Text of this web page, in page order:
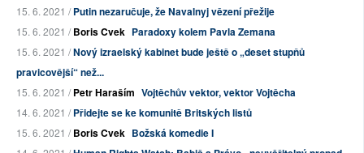
15. 6. 2021 /Putin nezaručuje, že Navalnyj vězení přežije
15. 6. 2021 /Boris Cvek Paradoxy kolem Pavla Zemana
15. 6. 2021 /Nový izraelský kabinet bude ještě o „deset stupňů
pravicovější“ než...
15. 6. 2021 /Petr Haraším Vojtěchův vektor, vektor Vojtěcha
14. 6. 2021 /Přidejte se ke komunitě Britských listů
15. 6. 2021 /Boris Cvek Božská komedie I